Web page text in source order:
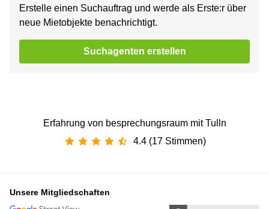
Erstelle einen Suchauftrag und werde als Erste:r über
neue Mietobjekte benachrichtigt.
Suchagenten erstellen
Erfahrung von besprechungsraum mit Tulln
4.4 (17 Stimmen)
Unsere Mitgliedschaften